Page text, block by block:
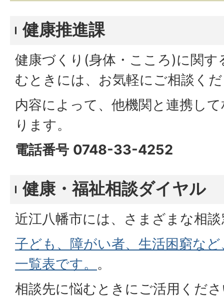
健康推進課
健康づくり(身体・こころ)に関す
むときには、お気軽にご相談く
内容によって、他機関と連携し
ります。
電話番号 0748-33-4252
健康・福祉相談ダイヤル
近江八幡市には、さまざまな相
子ども、障がい者、生活困窮な
一覧表です。 。
相談先に悩むときにご活用くだ